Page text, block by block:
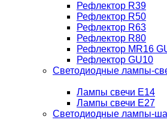
Рефлектор R39
Рефлектор R50
Рефлектор R63
Рефлектор R80
Рефлектор MR16
Рефлектор GU10
Светодиодные лампы-
Лампы свечи Е14
Лампы свечи Е27
Светодиодные лампы-